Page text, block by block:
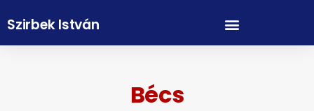
Szirbek István
Bécs